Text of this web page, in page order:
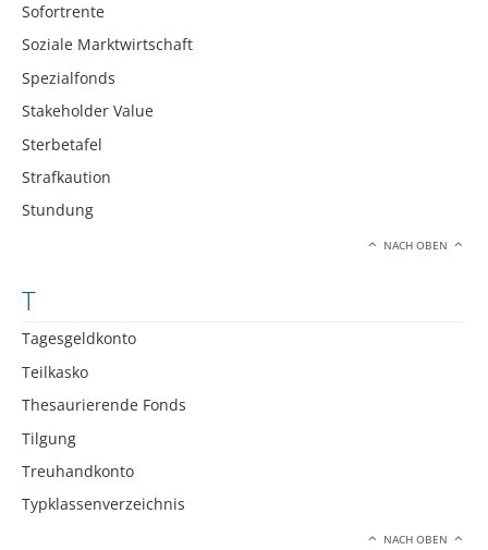
Sofortrente
Soziale Marktwirtschaft
Spezialfonds
Stakeholder Value
Sterbetafel
Strafkaution
Stundung
NACH OBEN
T
Tagesgeldkonto
Teilkasko
Thesaurierende Fonds
Tilgung
Treuhandkonto
Typklassenverzeichnis
NACH OBEN